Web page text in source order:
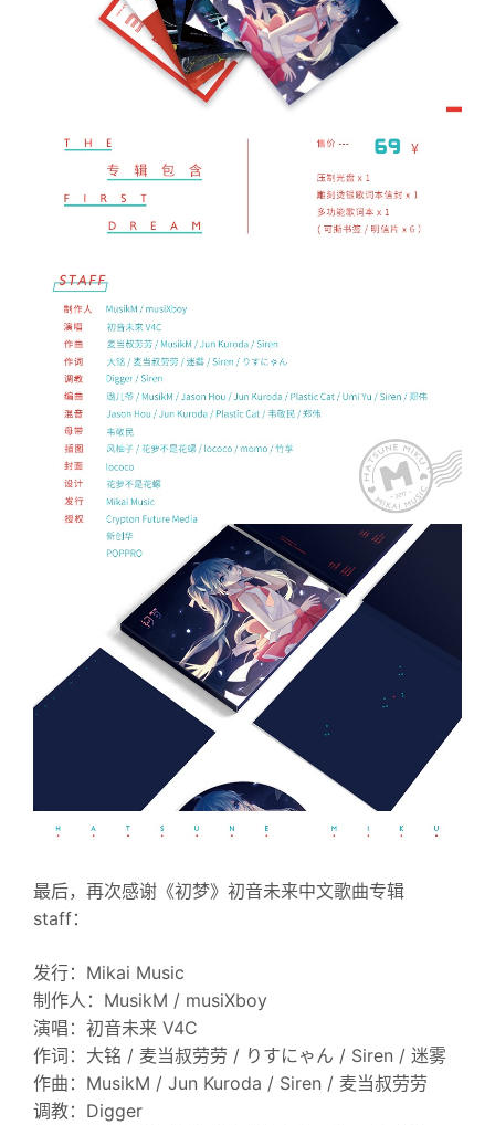
最后，再次感谢《初梦》初音未来中文歌曲专辑
staff：
发行：Mikai Music
制作人：MusikM / musiXboy
演唱：初音未来 V4C
作词：大铭 / 麦当叔劳劳 / りすにゃん / Siren / 迷雾
作曲：MusikM / Jun Kuroda / Siren / 麦当叔劳劳
调教：Digger